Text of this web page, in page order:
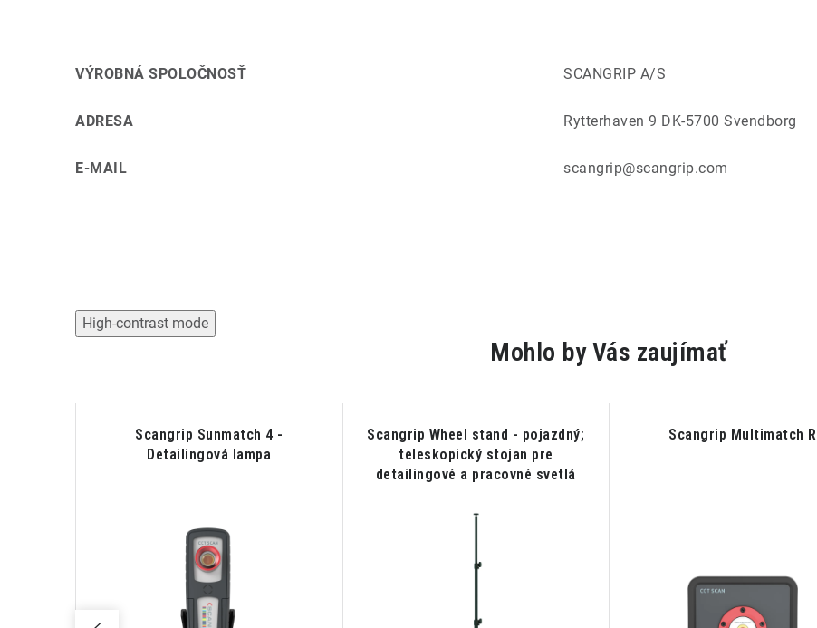
VÝROBNÁ SPOLOČNOSŤ SCANGRIP A/S
ADRESA Rytterhaven 9 DK-5700 Svendborg
E-MAIL scangrip@scangrip.com
High-contrast mode
Mohlo by Vás zaujímať
Scangrip Sunmatch 4 -
Detailingová lampa
Scangrip Wheel stand - pojazdný;
teleskopický stojan pre
detailingové a pracovné svetlá
Scangrip Multimatch R